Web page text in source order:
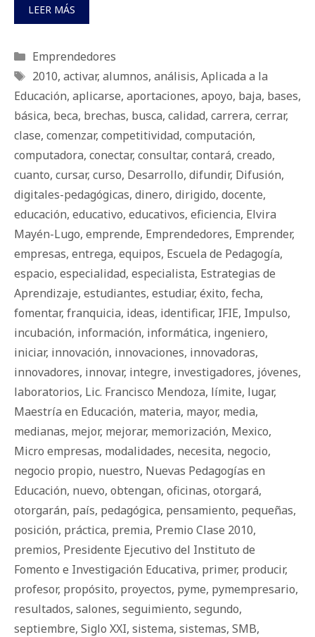
LEER MÁS
Categorías
Emprendedores
Etiquetas
2010, activar, alumnos, análisis, Aplicada a la
Educación, aplicarse, aportaciones, apoyo, baja, bases,
básica, beca, brechas, busca, calidad, carrera, cerrar,
clase, comenzar, competitividad, computación,
computadora, conectar, consultar, contará, creado,
cuanto, cursar, curso, Desarrollo, difundir, Difusión,
digitales-pedagógicas, dinero, dirigido, docente,
educación, educativo, educativos, eficiencia, Elvira
Mayén-Lugo, emprende, Emprendedores, Emprender,
empresas, entrega, equipos, Escuela de Pedagogía,
espacio, especialidad, especialista, Estrategias de
Aprendizaje, estudiantes, estudiar, éxito, fecha,
fomentar, franquicia, ideas, identificar, IFIE, Impulso,
incubación, información, informática, ingeniero,
iniciar, innovación, innovaciones, innovadoras,
innovadores, innovar, integre, investigadores, jóvenes,
laboratorios, Lic. Francisco Mendoza, límite, lugar,
Maestría en Educación, materia, mayor, media,
medianas, mejor, mejorar, memorización, Mexico,
Micro empresas, modalidades, necesita, negocio,
negocio propio, nuestro, Nuevas Pedagogías en
Educación, nuevo, obtengan, oficinas, otorgará,
otorgarán, país, pedagógica, pensamiento, pequeñas,
posición, práctica, premia, Premio Clase 2010,
premios, Presidente Ejecutivo del Instituto de
Fomento e Investigación Educativa, primer, producir,
profesor, propósito, proyectos, pyme, pymempresario,
resultados, salones, seguimiento, segundo,
septiembre, Siglo XXI, sistema, sistemas, SMB,